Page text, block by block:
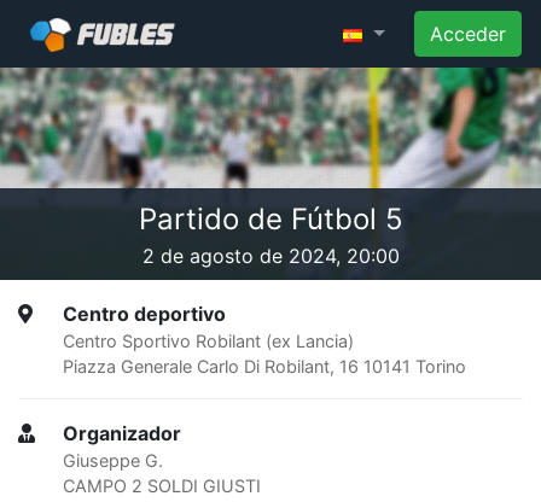
Acceder
Partido de Fútbol 5
2 de agosto de 2024, 20:00
Centro deportivo
Centro Sportivo Robilant (ex Lancia)
Piazza Generale Carlo Di Robilant, 16 10141 Torino
Organizador
Giuseppe G.
CAMPO 2 SOLDI GIUSTI